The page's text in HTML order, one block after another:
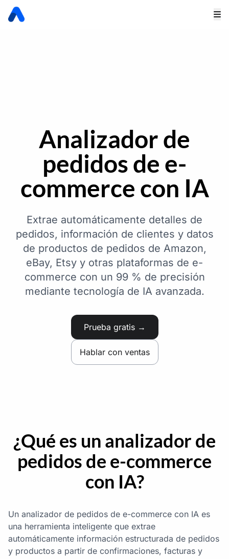
Analizador de
pedidos de e-
commerce con IA
Extrae automáticamente detalles de
pedidos, información de clientes y datos
de productos de pedidos de Amazon,
eBay, Etsy y otras plataformas de e-
commerce con un 99 % de precisión
mediante tecnología de IA avanzada.
Prueba gratis →
Hablar con ventas
¿Qué es un analizador de
pedidos de e-commerce
con IA?
Un analizador de pedidos de e-commerce con IA es
una herramienta inteligente que extrae
automáticamente información estructurada de pedidos
y productos a partir de confirmaciones, facturas y